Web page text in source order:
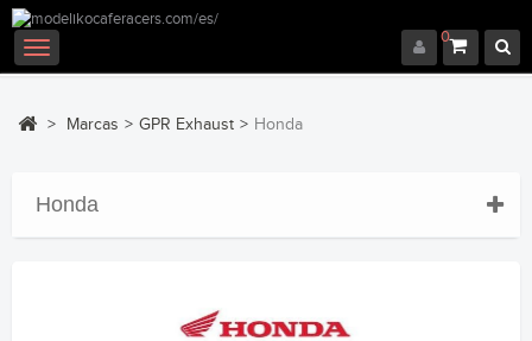
0
Navegación
Toggle
> Marcas > GPR Exhaust > Honda
Honda